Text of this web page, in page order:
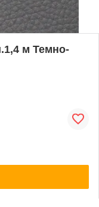
м Темно-